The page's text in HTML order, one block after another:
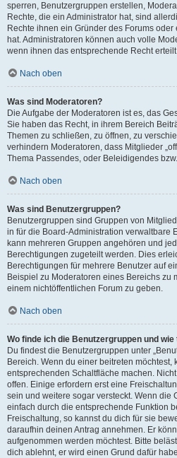
sperren, Benutzergruppen erstellen,
Rechte, die ein Administrator hat, sind
Rechte ihnen ein Gründer des Forums
hat. Administratoren können auch volle
wenn ihnen das entsprechende Recht
Nach oben
Was sind Moderatoren?
Die Aufgabe der Moderatoren ist es, das
Sie haben das Recht, in ihrem Bereich
Themen zu schließen, zu öffnen, zu
verhindern Moderatoren, dass Mitglieder
Thema Passendes, oder Beleidigendes
Nach oben
Was sind Benutzergruppen?
Benutzergruppen sind Gruppen von
in für die Board-Administration verwaltbare
kann mehreren Gruppen angehören und
Berechtigungen zugeteilt werden. Dies
Berechtigungen für mehrere Benutzer auf
Beispiel zu Moderatoren eines Bereichs zu
einem nichtöffentlichen Forum zu geben.
Nach oben
Wo finde ich die Benutzergruppen und
Du findest die Benutzergruppen unter
Bereich. Wenn du einer beitreten möchtest,
entsprechenden Schaltfläche machen.
offen. Einige erfordern erst eine
sein und weitere sogar versteckt. Wenn die
einfach durch die entsprechende Funktion
Freischaltung, so kannst du dich für sie
daraufhin deinen Antrag annehmen. Er
aufgenommen werden möchtest. Bitte
dich ablehnt, er wird einen Grund dafür